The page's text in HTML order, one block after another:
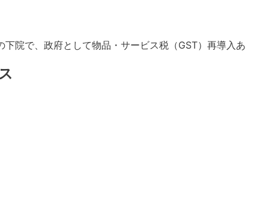
院で、政府として物品・サービス税（GST）再導入あ